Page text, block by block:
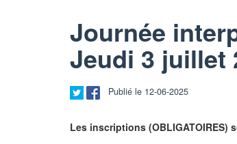
Journée
Jeudi 3 juillet
Publié le 12-06-2025
Les inscriptions (OBLIGATOIRES)